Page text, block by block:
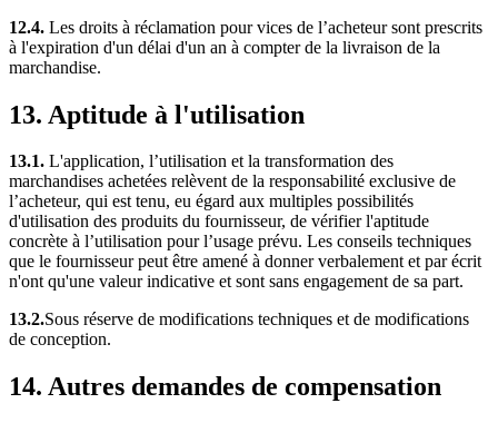
12.4. Les droits à réclamation pour vices de l’acheteur sont prescrits
à l'expiration d'un délai d'un an à compter de la livraison de la
marchandise.
13. Aptitude à l'utilisation
13.1. L'application, l’utilisation et la transformation des
marchandises achetées relèvent de la responsabilité exclusive de
l’acheteur, qui est tenu, eu égard aux multiples possibilités
d'utilisation des produits du fournisseur, de vérifier l'aptitude
concrète à l’utilisation pour l’usage prévu. Les conseils techniques
que le fournisseur peut être amené à donner verbalement et par écrit
n'ont qu'une valeur indicative et sont sans engagement de sa part.
13.2.Sous réserve de modifications techniques et de modifications
de conception.
14. Autres demandes de compensation